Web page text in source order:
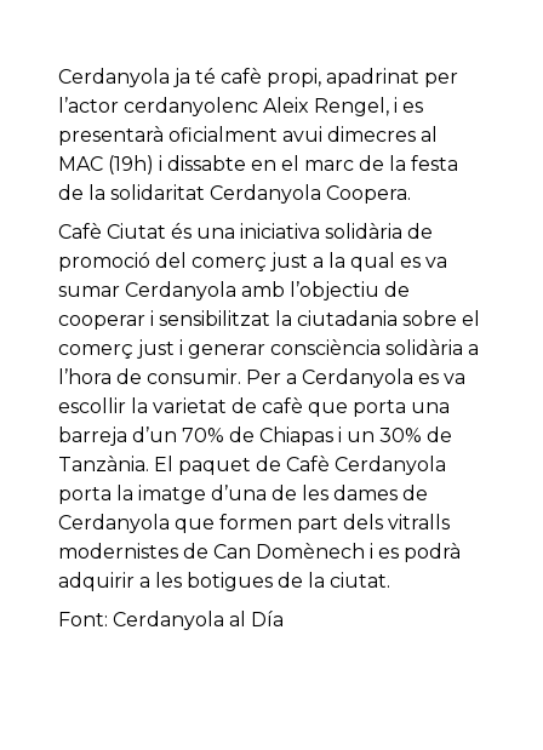
Cerdanyola ja té cafè propi, apadrinat per
l’actor cerdanyolenc Aleix Rengel, i es
presentarà oficialment avui dimecres al
MAC (19h) i dissabte en el marc de la festa
de la solidaritat Cerdanyola Coopera.
Cafè Ciutat és una iniciativa solidària de
promoció del comerç just a la qual es va
sumar Cerdanyola amb l’objectiu de
cooperar i sensibilitzat la ciutadania sobre el
comerç just i generar consciència solidària a
l’hora de consumir. Per a Cerdanyola es va
escollir la varietat de cafè que porta una
barreja d’un 70% de Chiapas i un 30% de
Tanzània. El paquet de Cafè Cerdanyola
porta la imatge d’una de les dames de
Cerdanyola que formen part dels vitralls
modernistes de Can Domènech i es podrà
adquirir a les botigues de la ciutat.
Font: Cerdanyola al Día